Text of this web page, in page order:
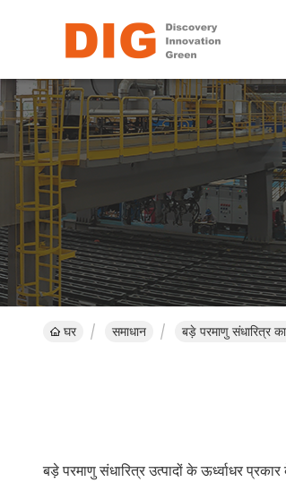
घर समाधान बड़े परमाणु संधारित्र
बड़े परमाणु संधारित्र उत्पादों के ऊर्ध्वाधर